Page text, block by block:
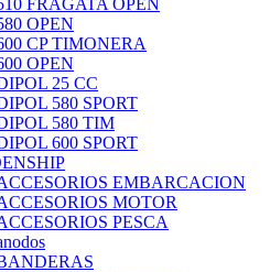
FRAGATA OPEN
OPEN
CP TIMONERA
OPEN
25 CC
580 SPORT
580 TIM
600 SPORT
EMBARCACION
MOTOR
PESCA